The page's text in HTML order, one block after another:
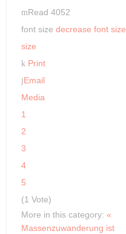
b
o
k
y
Li
k
Read 4052
font size decrease font size
size
Print
Email
Media
1
2
3
4
5
(1 Vote)
More in this category: «
Massenzuwanderung ist